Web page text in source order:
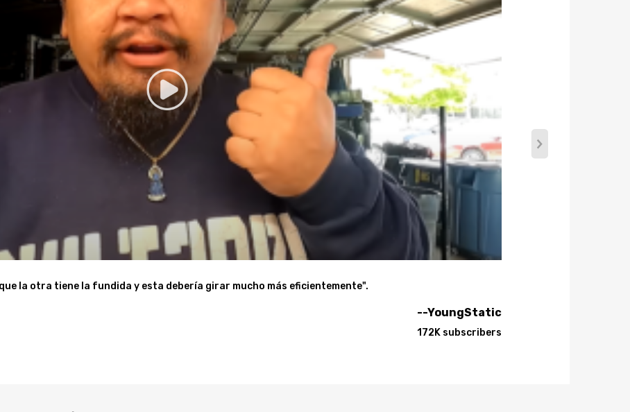
fundida con acero duradero
y la carga de aire / combustible
del filtro de aire según el manual del fabricante for evitar daños en la rueda del compresor.
más baja que el turbo.
mediante soldadura.
la otra tiene la fundida y esta debería girar mucho más eficientemente".
--YoungStatic
172K subscribers